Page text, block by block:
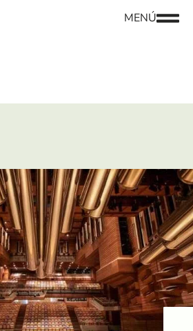
MENÚ